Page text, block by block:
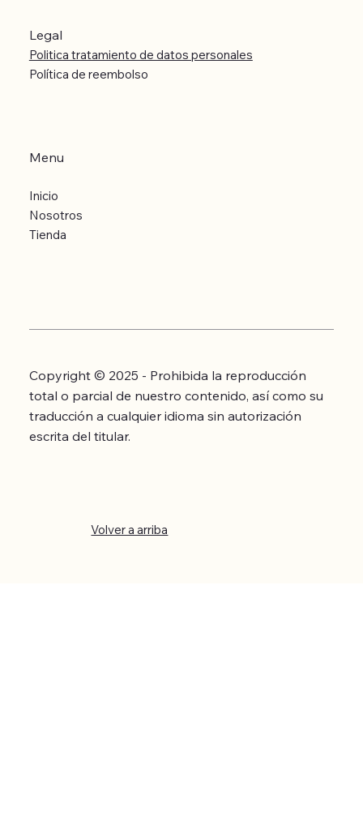
Legal
Politica tratamiento de datos personales
Política de reembolso
Menu
Inicio
Nosotros
Tienda
Copyright © 2025 - Prohibida la reproducción
total o parcial de nuestro contenido, así como su
traducción a cualquier idioma sin autorización
escrita del titular.
Volver a arriba